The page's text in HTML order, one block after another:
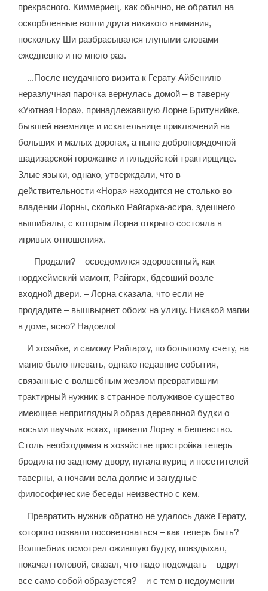
прекрасного. Киммериец, как обычно, не обратил на
оскорбленные вопли друга никакого внимания,
поскольку Ши разбрасывался глупыми словами
ежедневно и по много раз.
...После неудачного визита к Герату Айбенилю
неразлучная парочка вернулась домой – в таверну
«Уютная Нора», принадлежавшую Лорне Бритунийке,
бывшей наемнице и искательнице приключений на
больших и малых дорогах, а ныне добропорядочной
шадизарской горожанке и гильдейской трактирщице.
Злые языки, однако, утверждали, что в
действительности «Нора» находится не столько во
владении Лорны, сколько Райгарха-асира, здешнего
вышибалы, с которым Лорна открыто состояла в
игривых отношениях.
– Продали? – осведомился здоровенный, как
нордхеймский мамонт, Райгарх, бдевший возле
входной двери. – Лорна сказала, что если не
продадите – вышвырнет обоих на улицу. Никакой магии
в доме, ясно? Надоело!
И хозяйке, и самому Райгарху, по большому счету, на
магию было плевать, однако недавние события,
связанные с волшебным жезлом превратившим
трактирный нужник в странное полуживое существо
имеющее неприглядный образ деревянной будки о
восьми паучьих ногах, привели Лорну в бешенство.
Столь необходимая в хозяйстве пристройка теперь
бродила по заднему двору, пугала куриц и посетителей
таверны, а ночами вела долгие и занудные
философические беседы неизвестно с кем.
Превратить нужник обратно не удалось даже Герату,
которого позвали посоветоваться – как теперь быть?
Волшебник осмотрел ожившую будку, повздыхал,
покачал головой, сказал, что надо подождать – вдруг
все само собой образуется? – и с тем в недоумении